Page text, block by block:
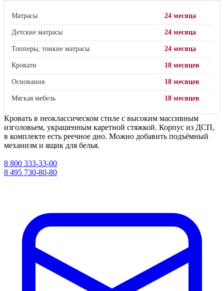
Матрасы 24 месяца
Детские матрасы 24 месяца
Топперы, тонкие матрасы 24 месяца
Кровати 18 месяцев
Основания 18 месяцев
Мягкая мебель 18 месяцев
Кровать в неоклассическом стиле с высоким массивным
изголовьем, украшенным каретной стяжкой. Корпус из ДСП,
в комплекте есть реечное дно. Можно добавить подъёмный
механизм и ящик для белья.
8 800 333-33-00
8 495 730-80-80